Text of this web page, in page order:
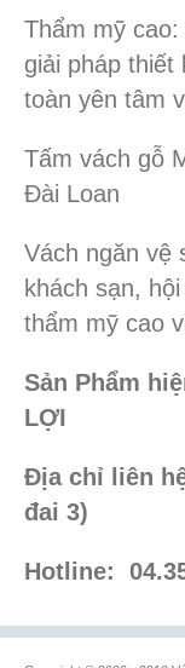
Thẩm mỹ
giải pháp
toàn yên tâm
Tấm vách gỗ
Đài Loan
Vách ngăn vệ
khách sạn,
thẩm mỹ cao
Sản Phẩm
LỢI
Địa chỉ liên
đai 3)
Hotline: